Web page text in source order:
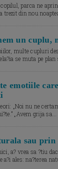
parca ne
trezit din nou
un cuplu,
multe cupluri
se muta pe
emotiile
„Noi nu ne
„Avem grija
sau prin
a? vrea sa ?tiu
a?i ales: na?terea